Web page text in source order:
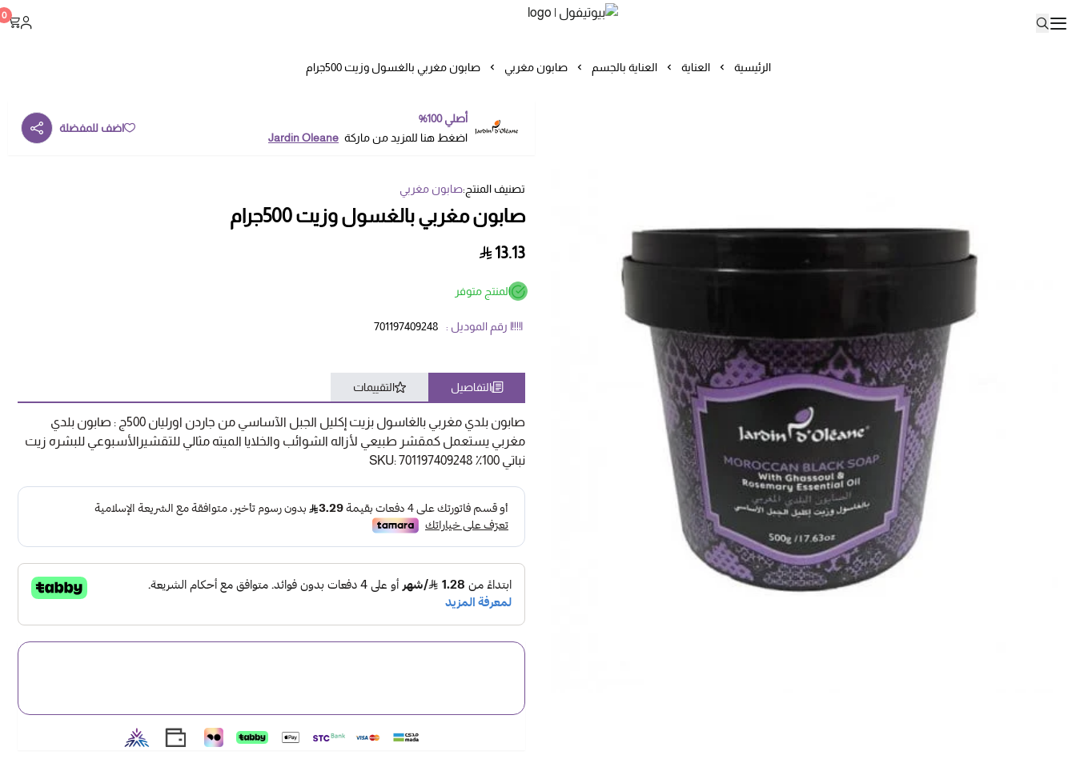
بيوتيفول 0
الرئيسية العناية العناية بالجسم صابون مغربي صابون مغربي بالغسول وزيت 500جرام
أصلي 100%
اضغط هنا للمزيد من ماركة Jardin Oleane
اضف للمفضلة
تصنيف المنتج:صابون مغربي
صابون مغربي بالغسول وزيت 500جرام
13.13
المنتج متوفر
رقم الموديل : 701197409248
التفاصيل التقييمات
صابون بلدي مغربي بالغاسول بزيت إكليل الجبل الآساسي من جاردن اورليان 500ج : صابون بلدي
مغربي يستعمل كمقشر طبيعي لأزاله الشوائب والخلايا الميته مثالي للتقشيرالأسبوعي للبشره زيت
نباتي 100٪ SKU: 701197409248